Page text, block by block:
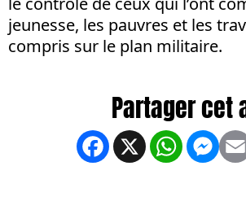
jeunesse, les pauvres et les
compris sur le plan militaire.
Facebook
X